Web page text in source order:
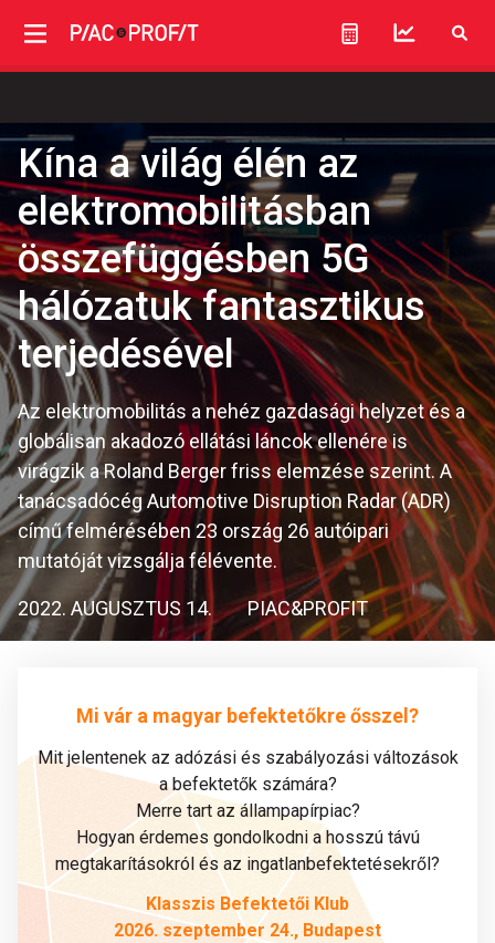
Kína a világ élén az
elektromobilitásban
összefüggésben 5G
hálózatuk fantasztikus
terjedésével
Az elektromobilitás a nehéz gazdasági helyzet és a
globálisan akadozó ellátási láncok ellenére is
virágzik a Roland Berger friss elemzése szerint. A
tanácsadócég Automotive Disruption Radar (ADR)
című felmérésében 23 ország 26 autóipari
mutatóját vizsgálja félévente.
2022. AUGUSZTUS 14. PIAC&PROFIT
Mi vár a magyar befektetőkre ősszel?
Mit jelentenek az adózási és szabályozási változások
a befektetők számára?
Merre tart az állampapírpiac?
Hogyan érdemes gondolkodni a hosszú távú
megtakarításokról és az ingatlanbefektetésekről?
Klasszis Befektetői Klub
2026. szeptember 24., Budapest